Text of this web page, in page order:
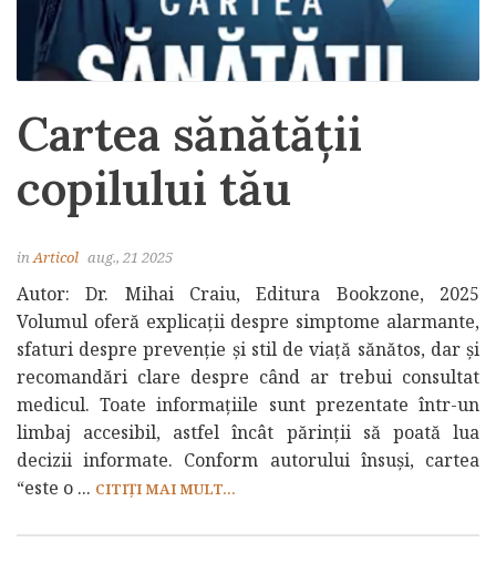
Cartea sănătății
copilului tău
inArticol aug., 21 2025
Autor: Dr. Mihai Craiu, Editura Bookzone, 2025
Volumul oferă explicații despre simptome alarmante,
sfaturi despre prevenție și stil de viață sănătos, dar și
recomandări clare despre când ar trebui consultat
medicul. Toate informațiile sunt prezentate într-un
limbaj accesibil, astfel încât părinții să poată lua
decizii informate. Conform autorului însuși, cartea
“este o ... CITIȚI MAI MULT...